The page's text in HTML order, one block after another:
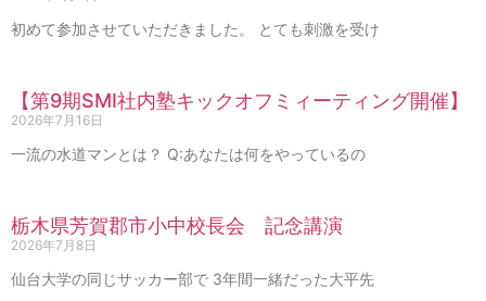
初めて参加させていただきました。 とても刺激を受け
【第9期SMI社内塾キックオフミィーティング開催】
2026年7月16日
一流の水道マンとは？ Q:あなたは何をやっているの
栃木県芳賀郡市小中校長会 記念講演
2026年7月8日
仙台大学の同じサッカー部で 3年間一緒だった大平先